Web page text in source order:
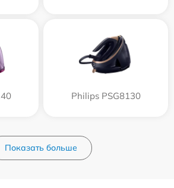
Philips PSG8130
Показать больше